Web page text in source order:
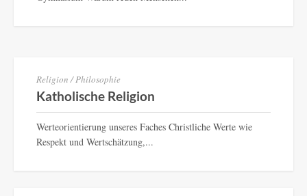
Religion / Philosophie
Katholische Religion
Werteorientierung unseres Faches Christliche Werte wie
Respekt und Wertschätzung,...